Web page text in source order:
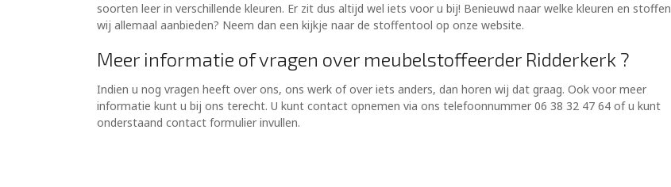
soorten leer in verschillende kleuren. Er zit dus altijd wel iets voor u bij! Benieuwd naar welke kleuren en stoffen
wij allemaal aanbieden? Neem dan een kijkje naar de stoffentool op onze website.
Meer informatie of vragen over meubelstoffeerder Ridderkerk ?
Indien u nog vragen heeft over ons, ons werk of over iets anders, dan horen wij dat graag. Ook voor meer
informatie kunt u bij ons terecht. U kunt contact opnemen via ons telefoonnummer 06 38 32 47 64 of u kunt
onderstaand contact formulier invullen.